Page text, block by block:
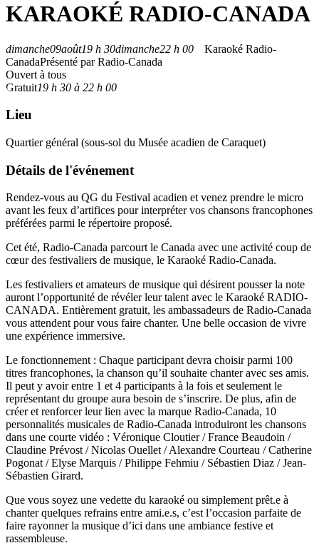
KARAOKÉ RADIO-CANADA
dimanche09août19 h 30dimanche22 h 00
Karaoké Radio-
CanadaPrésenté par Radio-Canada
Ouvert à tous
Gratuit19 h 30 à 22 h 00
Lieu
Quartier général (sous-sol du Musée acadien de Caraquet)
Détails de l'événement
Rendez-vous au QG du Festival acadien et venez prendre le micro
avant les feux d’artifices pour interpréter vos chansons francophones
préférées parmi le répertoire proposé.
Cet été, Radio-Canada parcourt le Canada avec une activité coup de
cœur des festivaliers de musique, le Karaoké Radio-Canada.
Les festivaliers et amateurs de musique qui désirent pousser la note
auront l’opportunité de révéler leur talent avec le Karaoké RADIO-
CANADA. Entièrement gratuit, les ambassadeurs de Radio-Canada
vous attendent pour vous faire chanter. Une belle occasion de vivre
une expérience immersive.
Le fonctionnement : Chaque participant devra choisir parmi 100
titres francophones, la chanson qu’il souhaite chanter avec ses amis.
Il peut y avoir entre 1 et 4 participants à la fois et seulement le
représentant du groupe aura besoin de s’inscrire. De plus, afin de
créer et renforcer leur lien avec la marque Radio-Canada, 10
personnalités musicales de Radio-Canada introduiront les chansons
dans une courte vidéo : Véronique Cloutier / France Beaudoin /
Claudine Prévost / Nicolas Ouellet / Alexandre Courteau / Catherine
Pogonat / Elyse Marquis / Philippe Fehmiu / Sébastien Diaz / Jean-
Sébastien Girard.
Que vous soyez une vedette du karaoké ou simplement prêt.e à
chanter quelques refrains entre ami.e.s, c’est l’occasion parfaite de
faire rayonner la musique d’ici dans une ambiance festive et
rassembleuse.